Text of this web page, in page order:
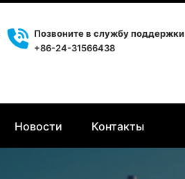
Позвоните в службу поддержки
+86-24-31566438
Новости Контакты